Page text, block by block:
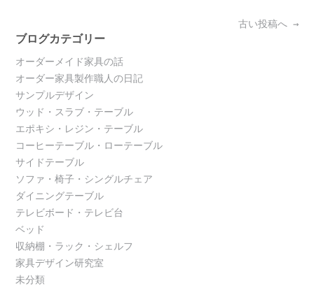
navigation
古い投稿へ →
ブログカテゴリー
オーダーメイド家具の話
オーダー家具製作職人の日記
サンプルデザイン
ウッド・スラブ・テーブル
エポキシ・レジン・テーブル
コーヒーテーブル・ローテーブル
サイドテーブル
ソファ・椅子・シングルチェア
ダイニングテーブル
テレビボード・テレビ台
ベッド
収納棚・ラック・シェルフ
家具デザイン研究室
未分類